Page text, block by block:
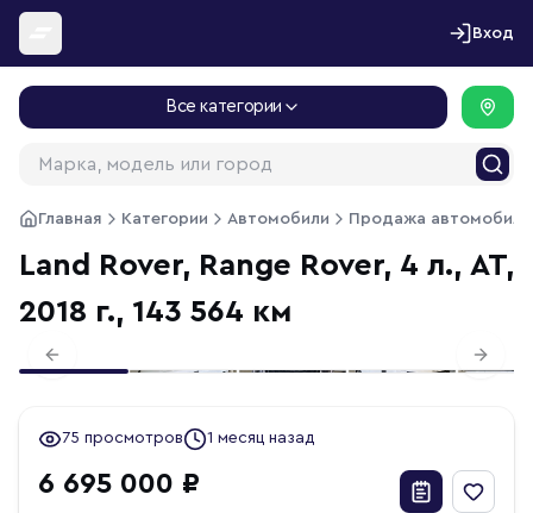
Перейти к содержимому
Вход
Все категории
Главная Категории Автомобили Продажа
Land Rover, Range Rover, 4 л., АТ,
2018 г., 143 564 км
Previous slide Next
75 просмотров 1 месяц назад
6 695 000 ₽